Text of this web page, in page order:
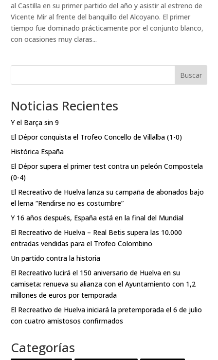
al Castilla en su primer partido del año y asistir al estreno de
Vicente Mir al frente del banquillo del Alcoyano. El primer
tiempo fue dominado prácticamente por el conjunto blanco,
con ocasiones muy claras...
Buscar
Noticias Recientes
Y el Barça sin 9
El Dépor conquista el Trofeo Concello de Villalba (1-0)
Histórica España
El Dépor supera el primer test contra un peleón Compostela
(0-4)
El Recreativo de Huelva lanza su campaña de abonados bajo
el lema “Rendirse no es costumbre”
Y 16 años después, España está en la final del Mundial
El Recreativo de Huelva – Real Betis supera las 10.000
entradas vendidas para el Trofeo Colombino
Un partido contra la historia
El Recreativo lucirá el 150 aniversario de Huelva en su
camiseta: renueva su alianza con el Ayuntamiento con 1,2
millones de euros por temporada
El Recreativo de Huelva iniciará la pretemporada el 6 de julio
con cuatro amistosos confirmados
Categorías